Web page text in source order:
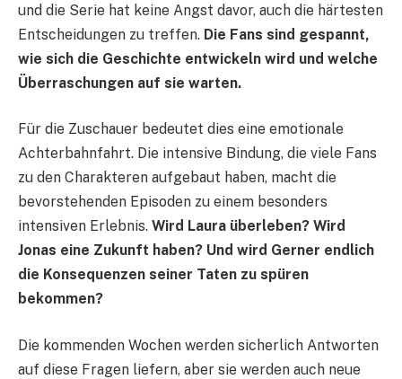
und die Serie hat keine Angst davor, auch die härtesten
Entscheidungen zu treffen. Die Fans sind gespannt,
wie sich die Geschichte entwickeln wird und welche
Überraschungen auf sie warten.
Für die Zuschauer bedeutet dies eine emotionale
Achterbahnfahrt. Die intensive Bindung, die viele Fans
zu den Charakteren aufgebaut haben, macht die
bevorstehenden Episoden zu einem besonders
intensiven Erlebnis. Wird Laura überleben? Wird
Jonas eine Zukunft haben? Und wird Gerner endlich
die Konsequenzen seiner Taten zu spüren
bekommen?
Die kommenden Wochen werden sicherlich Antworten
auf diese Fragen liefern, aber sie werden auch neue